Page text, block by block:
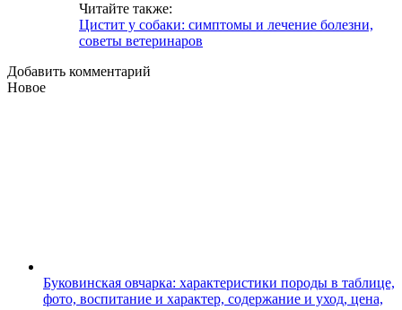
Читайте также:
Цистит у собаки: симптомы и лечение болезни,
советы ветеринаров
Добавить комментарий
Новое
Буковинская овчарка: характеристики породы в таблице,
фото, воспитание и характер, содержание и уход, цена,